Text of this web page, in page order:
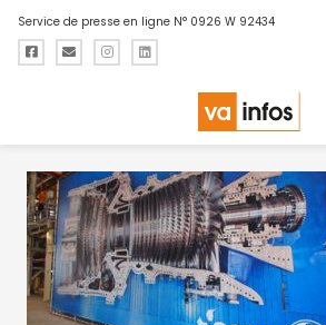
Service de presse en ligne N° 0926 W 92434